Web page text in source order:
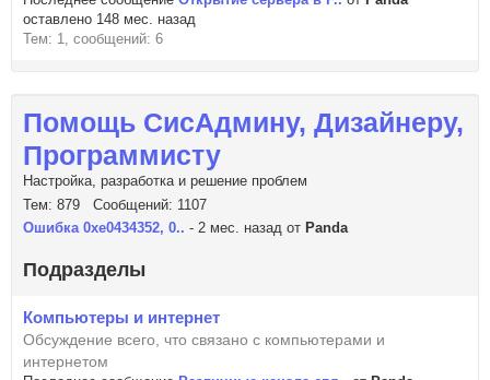
оставлено 148 мес. назад
Тем: 1, сообщений: 6
Помощь СисАдмину, Дизайнеру,
Программисту
Настройка, разработка и решение проблем
Тем: 879 Сообщений: 1107
Ошибка 0xe0434352, 0.. - 2 мес. назад от Panda
Подразделы
Компьютеры и интернет
Обсуждение всего, что связано с компьютерами и
интернетом